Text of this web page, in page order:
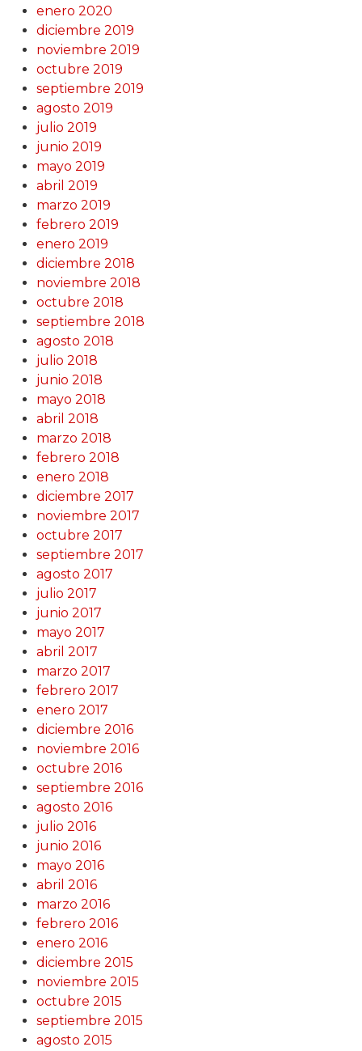
enero 2020
diciembre 2019
noviembre 2019
octubre 2019
septiembre 2019
agosto 2019
julio 2019
junio 2019
mayo 2019
abril 2019
marzo 2019
febrero 2019
enero 2019
diciembre 2018
noviembre 2018
octubre 2018
septiembre 2018
agosto 2018
julio 2018
junio 2018
mayo 2018
abril 2018
marzo 2018
febrero 2018
enero 2018
diciembre 2017
noviembre 2017
octubre 2017
septiembre 2017
agosto 2017
julio 2017
junio 2017
mayo 2017
abril 2017
marzo 2017
febrero 2017
enero 2017
diciembre 2016
noviembre 2016
octubre 2016
septiembre 2016
agosto 2016
julio 2016
junio 2016
mayo 2016
abril 2016
marzo 2016
febrero 2016
enero 2016
diciembre 2015
noviembre 2015
octubre 2015
septiembre 2015
agosto 2015